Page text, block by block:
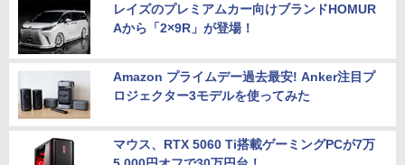
レイズのプレミアムカー向けブランドHOMUR
Aから「2×9R」が登場！
Amazon プライムデー過去最安! Anker注目プ
ロジェクター3モデルを使ってみた
マウス、RTX 5060 Ti搭載ゲーミングPCが7万